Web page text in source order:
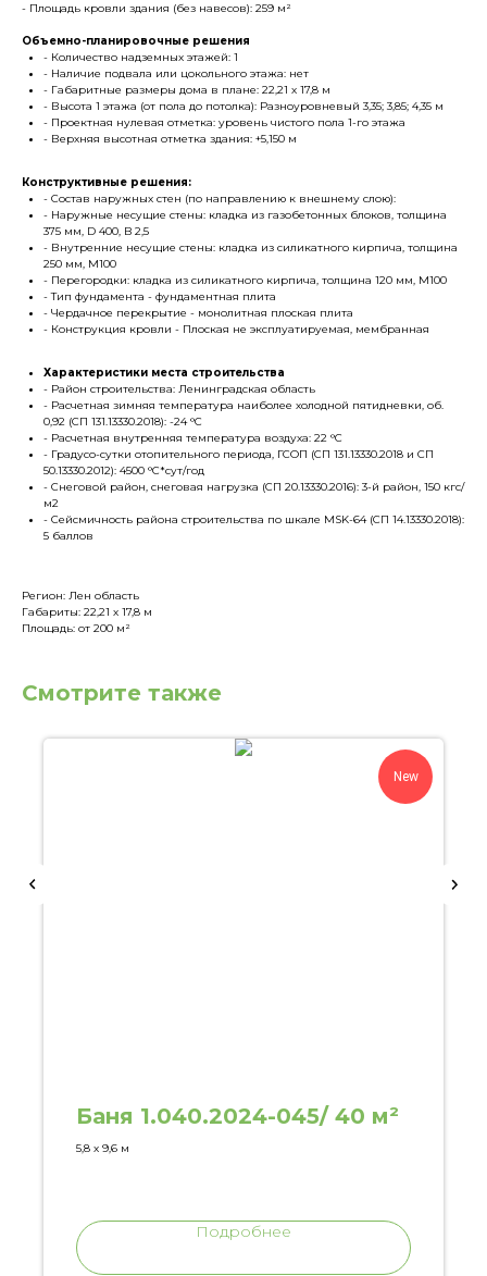
- Площадь кровли здания (без навесов): 259 м²
Объемно-планировочные решения
- Количество надземных этажей: 1
- Наличие подвала или цокольного этажа: нет
- Габаритные размеры дома в плане: 22,21 х 17,8 м
- Высота 1 этажа (от пола до потолка): Разноуровневый 3,35; 3,85; 4,35 м
- Проектная нулевая отметка: уровень чистого пола 1-го этажа
- Верхняя высотная отметка здания: +5,150 м
Конструктивные решения:
- Состав наружных стен (по направлению к внешнему слою):
- Наружные несущие стены: кладка из газобетонных блоков, толщина
375 мм, D 400, B 2,5
- Внутренние несущие стены: кладка из силикатного кирпича, толщина
250 мм, М100
- Перегородки: кладка из силикатного кирпича, толщина 120 мм, М100
- Тип фундамента - фундаментная плита
- Чердачное перекрытие - монолитная плоская плита
- Конструкция кровли - Плоская не эксплуатируемая, мембранная
Характеристики места строительства
- Район строительства: Ленинградская область
- Расчетная зимняя температура наиболее холодной пятидневки, об.
0,92 (СП 131.13330.2018): -24 °С
- Расчетная внутренняя температура воздуха: 22 °С
- Градусо-сутки отопительного периода, ГСОП (СП 131.13330.2018 и СП
50.13330.2012): 4500 °С*сут/год
- Снеговой район, снеговая нагрузка (СП 20.13330.2016): 3-й район, 150 кгс/
м2
- Сейсмичность района строительства по шкале MSK-64 (СП 14.13330.2018):
5 баллов
Регион: Лен область
Габариты: 22,21 х 17,8 м
Площадь: от 200 м²
Смотрите также
New
Баня 1.040.2024-045/ 40 м²
5,8 х 9,6 м
Подробнее